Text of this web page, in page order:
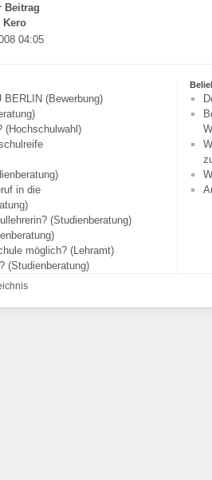
Beitrag
Kero
04:05
BERLIN (Bewerbung)
(Hochschulwahl)
in die
(Studienberatung)
möglich? (Lehramt)
(Studienberatung)